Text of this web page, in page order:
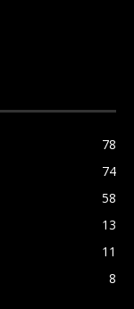
78
74
58
13
11
8